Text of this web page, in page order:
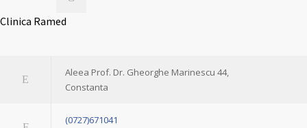
Clinica Ramed
Aleea Prof. Dr. Gheorghe Marinescu 44,
Constanta
(0727)671041